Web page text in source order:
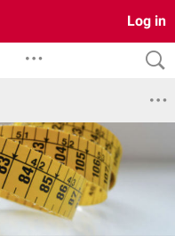
Log in